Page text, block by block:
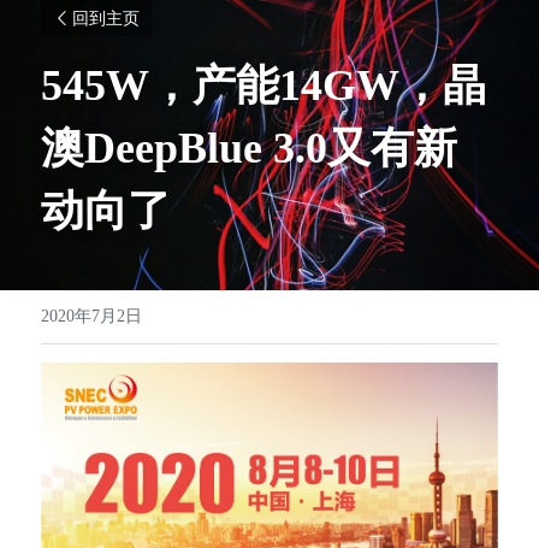
回到主页
545W，产能14GW，晶
澳DeepBlue 3.0又有新
动向了
2020年7月2日